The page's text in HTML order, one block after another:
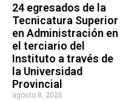
24 egresados de la
Tecnicatura Superior
en Administración en
el terciario del
Instituto a través de
la Universidad
Provincial
agosto 8, 2026